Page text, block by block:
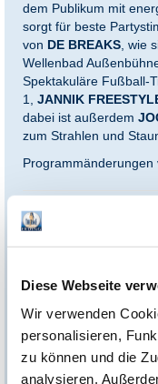
Diese Webseite
Wir verwenden
personalisieren,
zu können und die
analysieren.
dem Publikum mit
sorgt für beste
von DE BREAKS, wie
Wellenbad
Spektakuläre Fußball-
1, JANNIK
dabei ist außerdem
zum Strahlen und
Programmänderungen
*Einlösebedingungen:
Dieses Ticket ist
Barauszahlung ist
und von der Stornierung
vorbehalten. Nach
Ticket seine Gültigkeit.
Es gelten zusätzlich die
unter: https://